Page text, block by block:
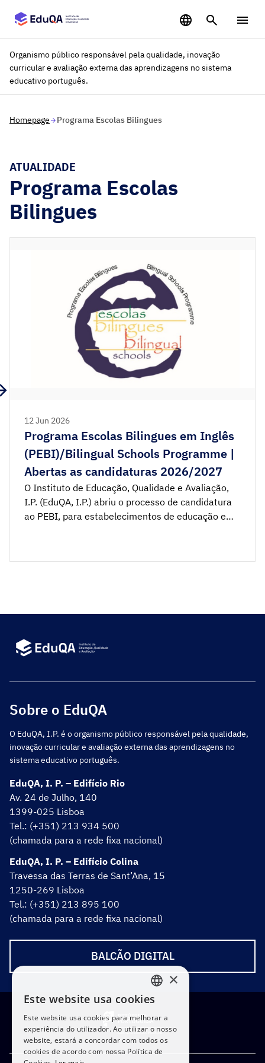
Organismo público responsável pela qualidade, inovação
curricular e avaliação externa das aprendizagens no sistema
educativo português.
Homepage Programa Escolas Bilingues
ATUALIDADE
Programa Escolas
Bilingues
12 Jun 2026
Programa Escolas Bilingues em Inglês
(PEBI)/Bilingual Schools Programme |
Abertas as candidaturas 2026/2027
O Instituto de Educação, Qualidade e Avaliação,
I.P. (EduQA, I.P.) abriu o processo de candidatura
ao PEBI, para estabelecimentos de educação e
quais ministrem apenas o currículo português, não
Sobre o EduQA
O EduQA, I.P. é o organismo público responsável pela qualidade,
inovação curricular e avaliação externa das aprendizagens no
sistema educativo português.
EduQA, I. P. – Edifício Rio
Av. 24 de Julho, 140
1399-025 Lisboa
Tel.: (+351) 213 934 500
(chamada para a rede fixa nacional)
EduQA, I. P. – Edifício Colina
Travessa das Terras de Sant’Ana, 15
1250-269 Lisboa
Tel.: (+351) 213 895 100
(chamada para a rede fixa nacional)
BALCÃO DIGITAL
PORTUGUESE
ENGLISH
×
Este website usa cookies
Este website usa cookies para melhorar a
experiência do utilizador. Ao utilizar o nosso
website, estará a concordar com todos os
cookies de acordo com nossa Política de